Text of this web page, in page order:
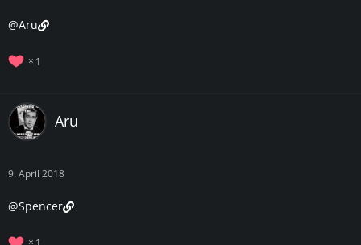
@Aru
1
Aru
9. April 2018
@Spencer